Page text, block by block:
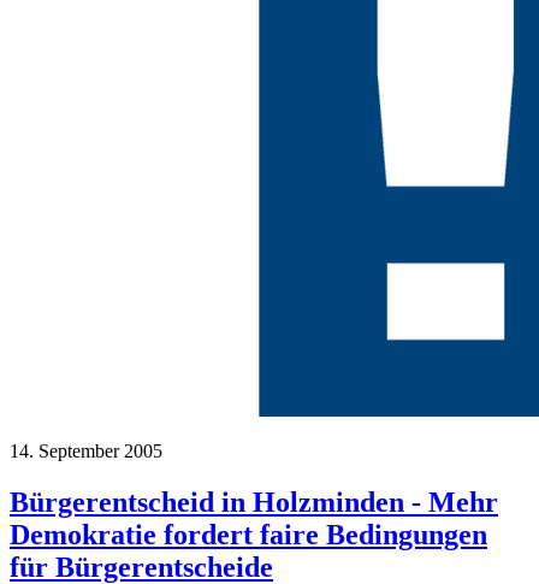
14. September 2005
Bürgerentscheid in Holzminden - Mehr
Demokratie fordert faire Bedingungen
für Bürgerentscheide